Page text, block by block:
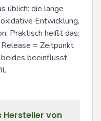
üblich: die lange
Entwicklung,
Praktisch heißt das:
= Zeitpunkt
beeinflusst
Hersteller von